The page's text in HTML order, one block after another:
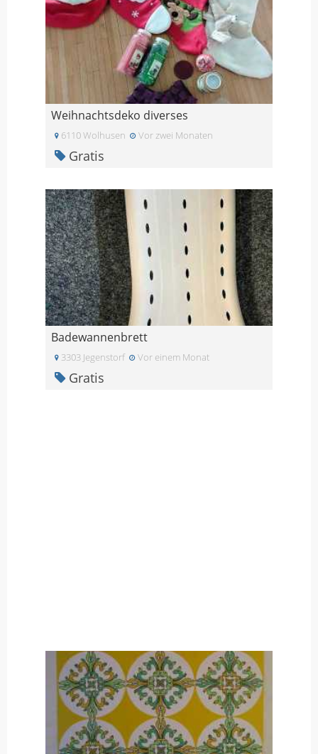
Weihnachtsdeko diverses
6110 Wolhusen Vor zwei Monaten
Gratis
Badewannenbrett
3303 Jegenstorf Vor einem Monat
Gratis